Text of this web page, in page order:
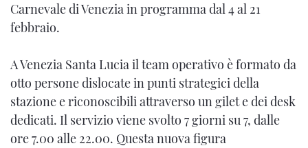
Carnevale di Venezia in programma dal 4 al 21
febbraio.
A Venezia Santa Lucia il team operativo è formato da
otto persone dislocate in punti strategici della
stazione e riconoscibili attraverso un gilet e dei desk
dedicati. Il servizio viene svolto 7 giorni su 7, dalle
ore 7.00 alle 22.00. Questa nuova figura